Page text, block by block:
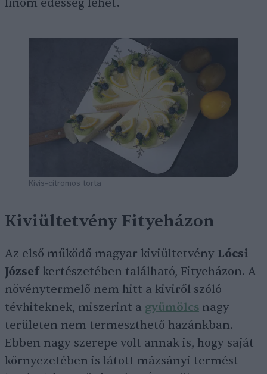
finom édesség lehet.
Kivis-citromos torta
Kiviültetvény Fityeházon
Az első működő magyar kiviültetvény Lócsi
Józsefkertészetében található, Fityeházon. A
növénytermelő nem hitt a kiviről szóló
tévhiteknek, miszerint a gyümölcs nagy
területen nem termeszthető hazánkban.
Ebben nagy szerepe volt annak is, hogy saját
környezetében is látott mázsányi termést